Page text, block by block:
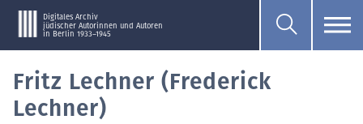
Digitales Archiv
jüdischer Autorinnen und Autoren
in Berlin 1933–1945
Fritz Lechner (Frederick
Lechner)